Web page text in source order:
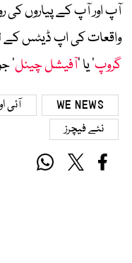
آپ اور آپ کے پیاروں کی
واقعات کی اپ ڈیٹس کے
گروپ‘ یا ’آفیشل چینل‘
WE NEWS آئی
نئے فیچرز